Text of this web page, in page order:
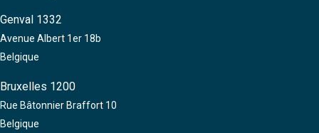
Genval 1332
Avenue Albert 1er 18b
Belgique
Bruxelles 1200
Rue Bâtonnier Braffort 10
Belgique